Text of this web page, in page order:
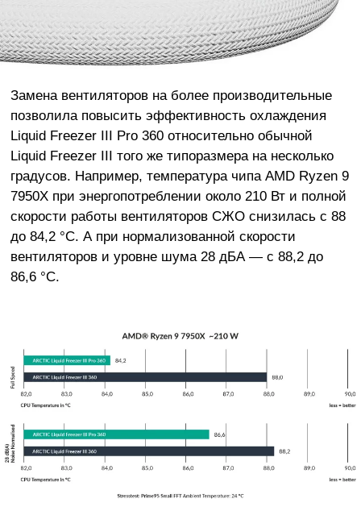
Замена вентиляторов на более производительные
позволила повысить эффективность охлаждения
Liquid Freezer III Pro 360 относительно обычной
Liquid Freezer III того же типоразмера на несколько
градусов. Например, температура чипа AMD Ryzen 9
7950X при энергопотреблении около 210 Вт и полной
скорости работы вентиляторов СЖО снизилась с 88
до 84,2 °C. А при нормализованной скорости
вентиляторов и уровне шума 28 дБА — с 88,2 до
86,6 °C.